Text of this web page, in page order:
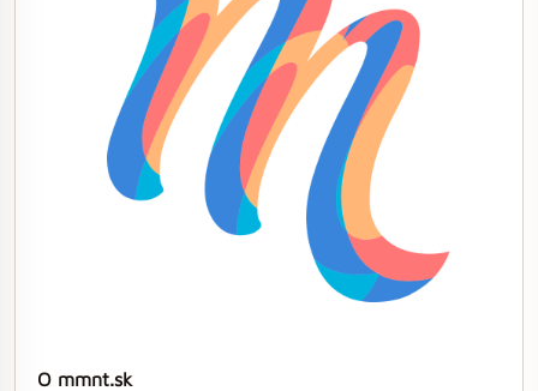
O mmnt.sk